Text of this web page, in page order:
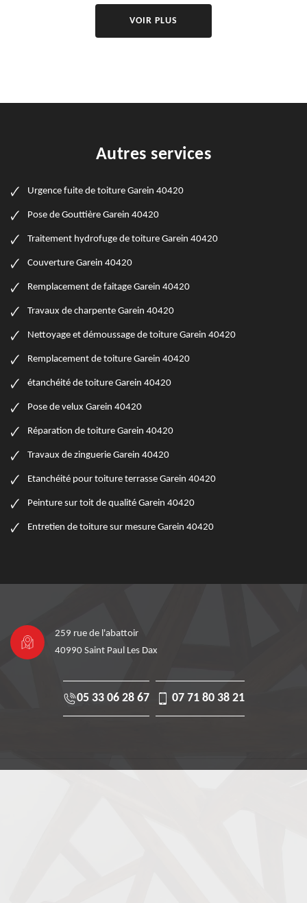
VOIR PLUS
Autres services
Urgence fuite de toiture Garein 40420
Pose de Gouttière Garein 40420
Traitement hydrofuge de toiture Garein 40420
Couverture Garein 40420
Remplacement de faitage Garein 40420
Travaux de charpente Garein 40420
Nettoyage et démoussage de toiture Garein 40420
Remplacement de toiture Garein 40420
étanchéité de toiture Garein 40420
Pose de velux Garein 40420
Réparation de toiture Garein 40420
Travaux de zinguerie Garein 40420
Etanchéité pour toiture terrasse Garein 40420
Peinture sur toit de qualité Garein 40420
Entretien de toiture sur mesure Garein 40420
259 rue de l'abattoir
40990 Saint Paul Les Dax
05 33 06 28 67 07 71 80 38 21